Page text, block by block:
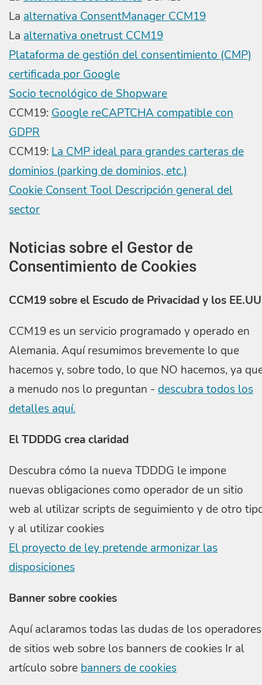
La alternativa ConsentManager CCM19
La alternativa onetrust CCM19
Plataforma de gestión del consentimiento (CMP)
certificada por Google
Socio tecnológico de Shopware
CCM19: Google reCAPTCHA compatible con
GDPR
CCM19: La CMP ideal para grandes carteras de
dominios (parking de dominios, etc.)
Cookie Consent Tool Descripción general del
sector
Noticias sobre el Gestor de
Consentimiento de Cookies
CCM19 sobre el Escudo de Privacidad y los EE.UU
CCM19 es un servicio programado y operado en
Alemania. Aquí resumimos brevemente lo que
hacemos y, sobre todo, lo que NO hacemos, ya
a menudo nos lo preguntan - descubra todos los
detalles aquí.
El TDDDG crea claridad
Descubra cómo la nueva TDDDG le impone
nuevas obligaciones como operador de un sitio
web al utilizar scripts de seguimiento y de otro
y al utilizar cookies
El proyecto de ley pretende armonizar las
disposiciones
Banner sobre cookies
Aquí aclaramos todas las dudas de los operadores
de sitios web sobre los banners de cookies Ir al
artículo sobre banners de cookies